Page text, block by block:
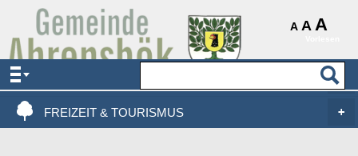
A A A
AKTUELLES & SERVICE
VERWALTUNG & POLITIK
FREIZEIT & TOURISMUS